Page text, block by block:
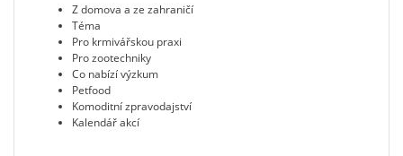
Z domova a ze zahraničí
Téma
Pro krmivářskou praxi
Pro zootechniky
Co nabízí výzkum
Petfood
Komoditní zpravodajství
Kalendář akcí